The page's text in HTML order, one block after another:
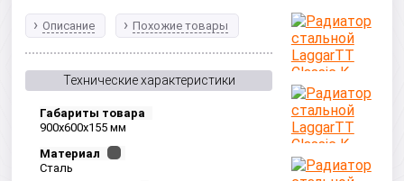
Описание Похожие товары
Технические характеристики
Габариты товара
900x600x155 мм
Материал
Сталь